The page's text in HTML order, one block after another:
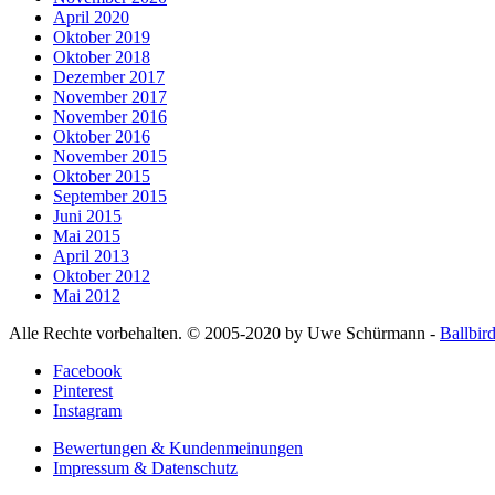
April 2020
Oktober 2019
Oktober 2018
Dezember 2017
November 2017
November 2016
Oktober 2016
November 2015
Oktober 2015
September 2015
Juni 2015
Mai 2015
April 2013
Oktober 2012
Mai 2012
Alle Rechte vorbehalten. © 2005-2020 by Uwe Schürmann -
Facebook
Pinterest
Instagram
Bewertungen & Kundenmeinungen
Impressum & Datenschutz